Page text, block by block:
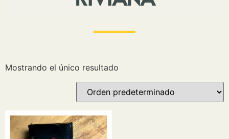
Mostrando el único resultado